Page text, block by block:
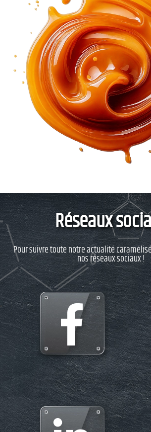
Réseaux
Pour suivre toute notre actualité
nos réseaux sociaux !